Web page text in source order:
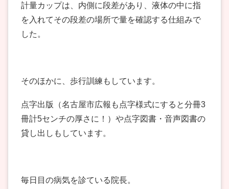
計量カップは、内側に段差があり、液体の中に指
を入れてその段差の場所で量を確認する仕組みで
した。
そのほかに、歩行訓練もしています。
点字出版（名古屋市広報も点字様式にすると分冊3
冊計5センチの厚さに！）や点字図書・音声図書の
貸し出しもしています。
毎日目の病気を診ている院長。